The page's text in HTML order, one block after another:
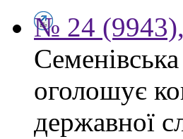
№ 24 (9943),
оголошує
державної